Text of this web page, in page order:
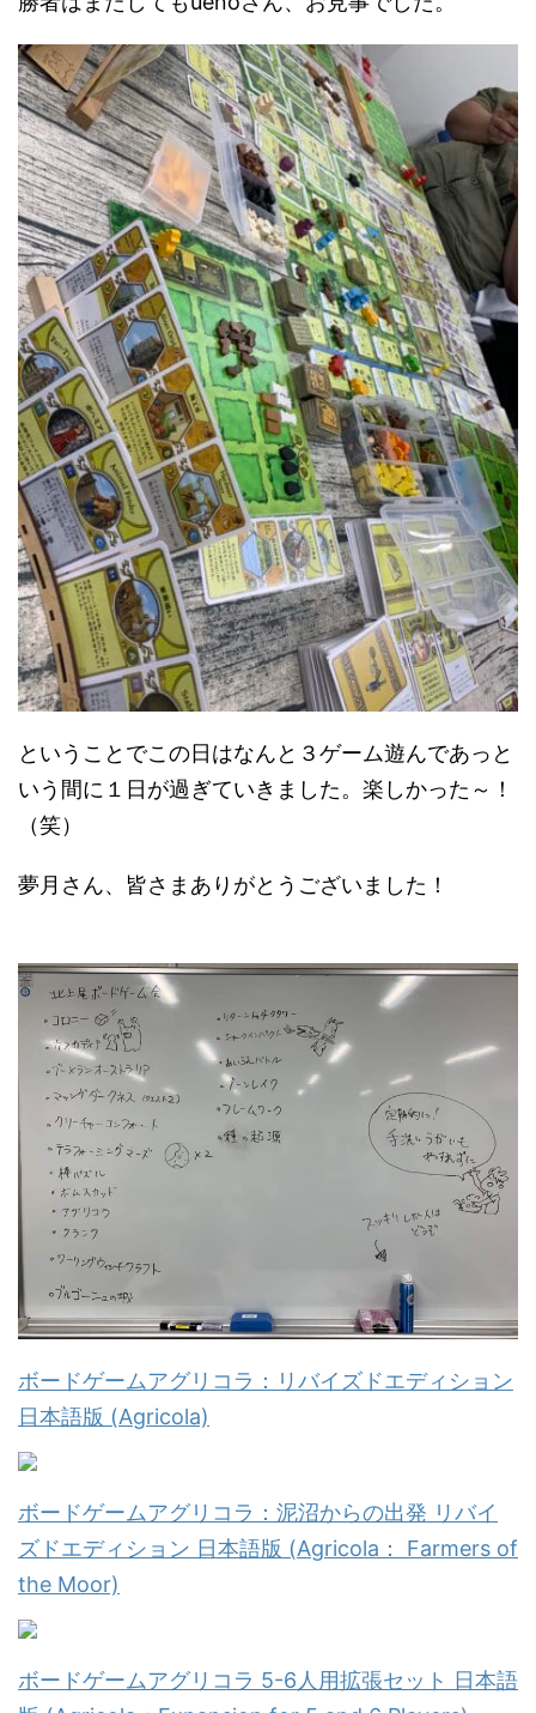
ということでこの日はなんと３ゲーム遊んであっと
いう間に１日が過ぎていきました。楽しかった～！
（笑）
夢月さん、皆さまありがとうございました！
ボードゲームアグリコラ：リバイズドエディション
日本語版 (Agricola)
ボードゲームアグリコラ：泥沼からの出発 リバイ
ズドエディション 日本語版 (Agricola： Farmers of
the Moor)
ボードゲームアグリコラ 5-6人用拡張セット 日本語